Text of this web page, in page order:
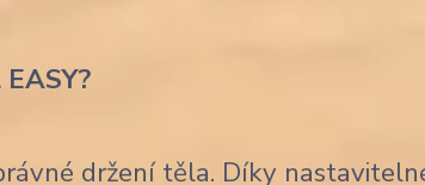
držení těla. Díky